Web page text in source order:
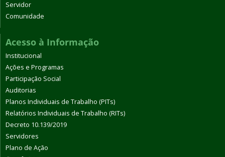
Servidor
Comunidade
Acesso à Informação
Institucional
Ações e Programas
Participação Social
Auditorias
Planos Individuais de Trabalho (PITs)
Relatórios Individuais de Trabalho (RITs)
Decreto 10.139/2019
Servidores
Plano de Ação